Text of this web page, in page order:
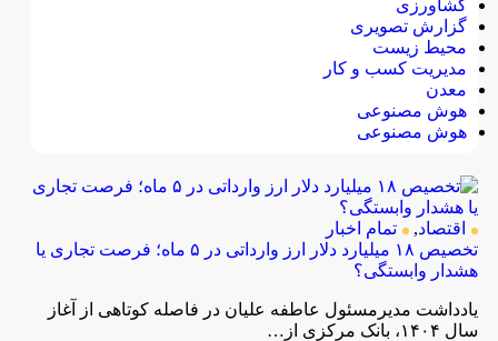
کشاورزی
گزارش تصویری
محیط زیست
مدیریت کسب و کار
معدن
هوش مصنوعی
هوش مصنوعی
اقتصاد,
تمام اخبار
تخصیص ۱۸ میلیارد دلار ارز وارداتی در ۵ ماه؛ فرصت تجاری یا
هشدار وابستگی؟
یادداشت مدیرمسئول عاطفه علیان در فاصله کوتاهی از آغاز
سال ۱۴۰۴، بانک مرکزی از…